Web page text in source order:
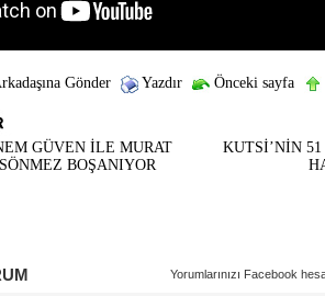
Gönder Yazdır Önceki sayfa
GÜVEN İLE MURAT
BOŞANIYOR
KUTSİ’NİN
Yorumlarınızı Facebook